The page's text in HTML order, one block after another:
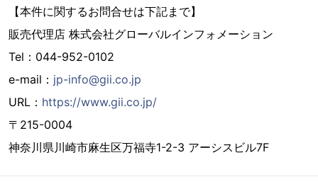
【本件に関するお問合せは下記まで】
販売代理店 株式会社グローバルインフォメーション
Tel：044-952-0102
e-mail： jp-info@gii.co.jp
URL： https://www.gii.co.jp/
〒215-0004
神奈川県川崎市麻生区万福寺1-2-3 アーシスビル7F